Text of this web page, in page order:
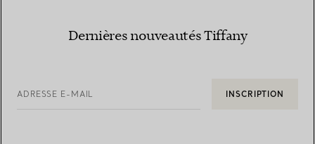
Dernières nouveautés Tiffany
ADRESSE E-MAIL INSCRIPTION